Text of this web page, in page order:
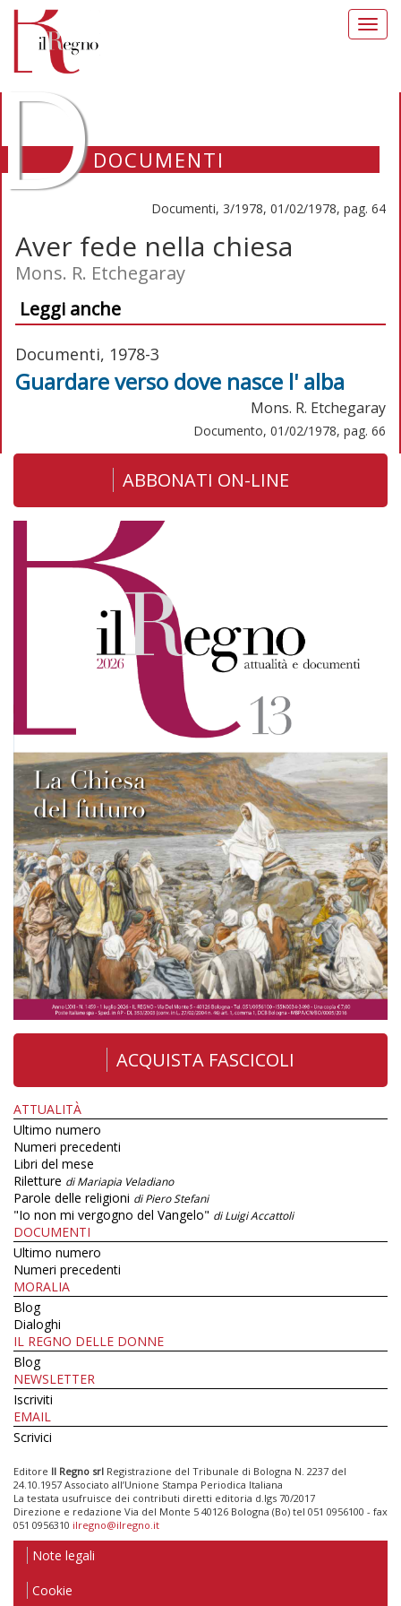
DOCUMENTI
Documenti, 3/1978, 01/02/1978, pag. 64
Aver fede nella chiesa
Mons. R. Etchegaray
Leggi anche
Documenti, 1978-3
Guardare verso dove nasce l' alba
Mons. R. Etchegaray
Documento, 01/02/1978, pag. 66
ABBONATI ON-LINE
ACQUISTA FASCICOLI
ATTUALITÀ
Ultimo numero
Numeri precedenti
Libri del mese
Riletture di Mariapia Veladiano
Parole delle religioni di Piero Stefani
"Io non mi vergogno del Vangelo" di Luigi Accattoli
DOCUMENTI
Ultimo numero
Numeri precedenti
MORALIA
Blog
Dialoghi
IL REGNO DELLE DONNE
Blog
NEWSLETTER
Iscriviti
EMAIL
Scrivici
Editore Il Regno srl Registrazione del Tribunale di Bologna N. 2237 del
24.10.1957 Associato all’Unione Stampa Periodica Italiana
La testata usufruisce dei contributi diretti editoria d.lgs 70/2017
Direzione e redazione Via del Monte 5 40126 Bologna (Bo) tel 051 0956100 - fax
051 0956310 ilregno@ilregno.it
Note legali
Cookie